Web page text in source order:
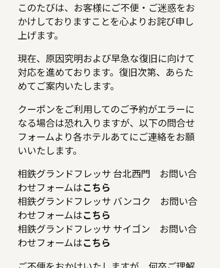
このたびは、お客様にご不便・ご迷惑をお
かけしておりますことを心よりお詫び申し
上げます。
現在、原因究明および早急な復旧に向けて
対応を進めております。復旧次第、あらた
めてご案内いたします。
クーポンをご利用してのご予約がエラーに
なる場合は恐れ入りますが、以下の問合せ
フォームより各ホテルあてにご連絡をお願
いいたします。
相鉄グランドフレッサ 台北西門 お問い合
わせフォームはこちら
相鉄グランドフレッサ バンコク お問い合
わせフォームはこちら
相鉄グランドフレッサ サイゴン お問い合
わせフォームはこちら